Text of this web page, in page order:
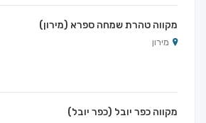
מקווה טהרת שמחה ספרא (מירון)
מירון
מקווה כפר יובל (כפר יובל)